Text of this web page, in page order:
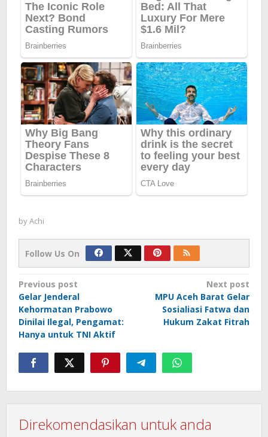
byAchi
Follow Us On
Post
navigation
Previous post
Gelar Jenderal
Kehormatan Prabowo
Dinilai Ilegal, Pengamat:
Hanya untuk TNI Aktif
Next post
MPU Aceh Barat Gelar
Sosialiasi Fatwa dan
Hukum Zakat Fitrah
Direkomendasikan untuk anda